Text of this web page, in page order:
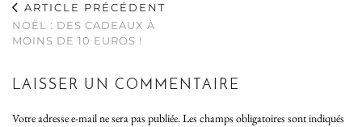
ARTICLE PRÉCÉDENT
NOËL : DES CADEAUX À
MOINS DE 10 EUROS !
LAISSER UN COMMENTAIRE
Votre adresse e-mail ne sera pas publiée.Les champs obligatoires sont indiqués